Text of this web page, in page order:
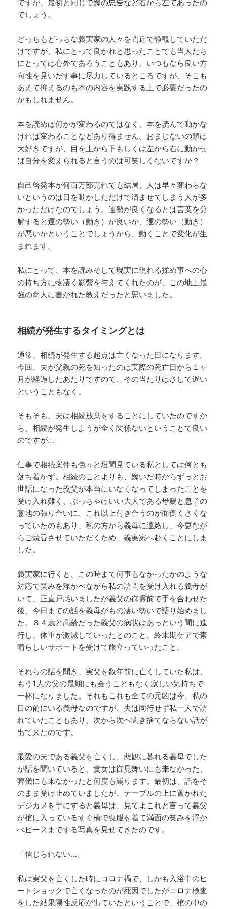
でしょう。
どっちもどっちな義実家の人々を間近で静観していただ
けですが、私にとって良かれと思ったことでも当人たち
にとっては心外であろうこともあり、いつもなら良い方
向性を見いだす事に尽力しているところですが、そこも
あえて抑えるのも本の内容を実践する上で必要だったの
かもしれません。
本を読めば何かが変わるのではなく、本を読んで動かな
ければ変わることなどあり得ません。おまじないの類は
大好きですが、目を上から下もしくは左から右に動かせ
ば自分を変えられると言うのは可笑しくないですか？
自己啓発本が何百万部売れても結局、人は早々変わらな
いというのは目を動かしただけで済ませてしまう人が多
かっただけなのでしょう。運勢が良くなるとは言葉を分
解すると運の勢い（動き）が良いか、運の勢い（動き）
が悪いかということでしょうから、動くことで変化が生
まれます。
私にとって、本を読みそして現実に現れる揉め事への心
の持ち方に物凄く影響を与えてくれたのが、この地上最
強の商人に書かれた教えだったと思いました。
相続が発生するタイミングとは
通常、相続が発生する起点は亡くなった日になります。
今回、夫が父親の死を知ったのは実際の死亡日から１ヶ
月が経過したあたりですので、その当たりはさして遅い
ということもなく。
そもそも、夫は相続放棄をすることにしていたのですか
ら、相続が発生しようが全く関係ないということで良い
のですが…
仕事で相続案件も色々と垣間見ている私としては何とも
落ち着かず。相続のことよりも、嫁いだ時からずっとお
世話になった義父が本当にいなくなってしまったことを
受け入れ難く、ぶっちゃけいい大人である母親と息子の
意地の張り合いに、これ以上付き合うのが面倒くさくな
っていたのもあり、私の方から義母に連絡し、今更なが
らご焼香させていただくため、義実家へ赴くことにしま
した。
義実家に行くと、この時まで何事もなかったかのような
対応で笑みを浮かべながら私の訪問を受け入れる義母が
いて、正直戸惑いましたが義父の御霊前で手を合わせた
後、今日までの話を義母がもの凄い勢いで語り始めまし
た。８４歳と高齢だった義父の病状はあっという間に進
行し、体重が激減していったとのこと、終末期ケアで素
晴らしいサポートを受けて旅立っていったこと。
それらの話を聞き、実父を数年前に亡くしていた私は、
もう1人の父の最期にも会うこともなく寂しい気持ちで
一杯になりました。それもこれも全ての元凶は今、私の
目の前にいる義母なのですが、夫は同行せず私一人で訪
れていたこともあり、次から次へ聞き捨てならない話が
出て来たのです。
最愛の夫である義父を亡くし、悲観に暮れる義母でした
が話を聞いていると、貴女は御見舞いにも来なかった、
葬儀にも来なかったと何度も罵ります。最初は、話をそ
のまま受け止めていましたが、テーブルの上に置かれた
デジカメを手にすると義母は、見てよこれと言って義父
が棺に入っているすぐ横で喪服を着て満面の笑みを浮か
べピースまでする写真を見せてきたのです。
「信じられない…」
私は実父を亡くした時にコロナ禍で、しかも入浴中のヒ
ートショックで亡くなったのが死因でしたがコロナ検査
をした結果陽性反応が出ていたということで、棺の中の